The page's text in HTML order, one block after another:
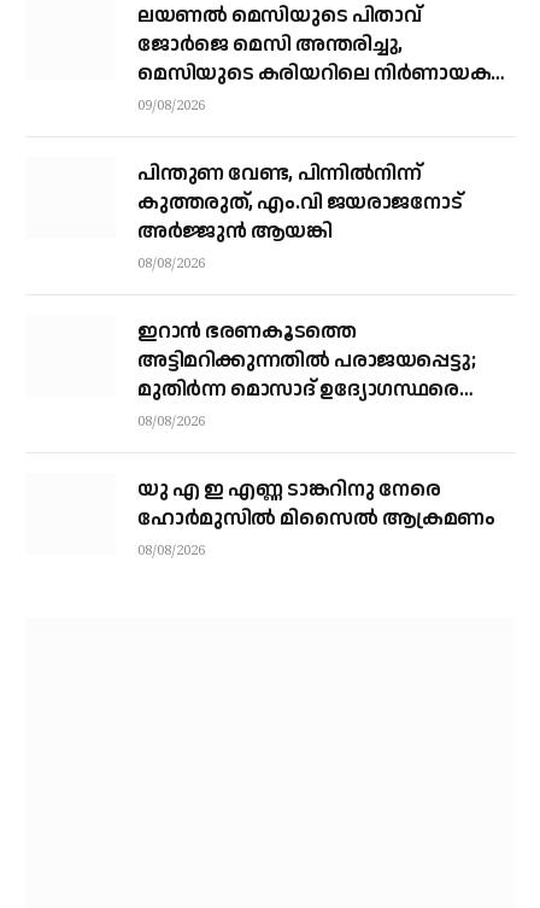
ലയണൽ മെസിയുടെ പിതാവ്
ജോർജെ മെസി അന്തരിച്ചു, ​
മെസിയുടെ കരിയറിലെ നിർണായക
ശക്തി
09/08/2026
പിന്തുണ വേണ്ട, പിന്നിൽനിന്ന്
കുത്തരുത്, എം.വി ജയരാജനോട്
അർജ്ജുൻ ആയങ്കി
08/08/2026
ഇറാന്‍ ഭരണകൂടത്തെ
അട്ടിമറിക്കുന്നതില്‍ പരാജയപ്പെട്ടു;
മുതിര്‍ന്ന മൊസാദ് ഉദ്യോഗസ്ഥരെ
പിരിച്ചുവിട്ടു
08/08/2026
യു എ ഇ എണ്ണ ടാങ്കറിനു നേരെ
ഹോര്‍മുസില്‍ മിസൈല്‍ ആക്രമണം
08/08/2026